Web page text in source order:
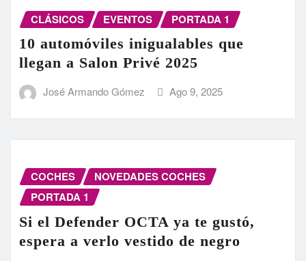
CLÁSICOS EVENTOS PORTADA 1
10 automóviles inigualables que
llegan a Salon Privé 2025
José Armando Gómez Ago 9, 2025
COCHES
NOVEDADES COCHES
PORTADA 1
Si el Defender OCTA ya te gustó,
espera a verlo vestido de negro